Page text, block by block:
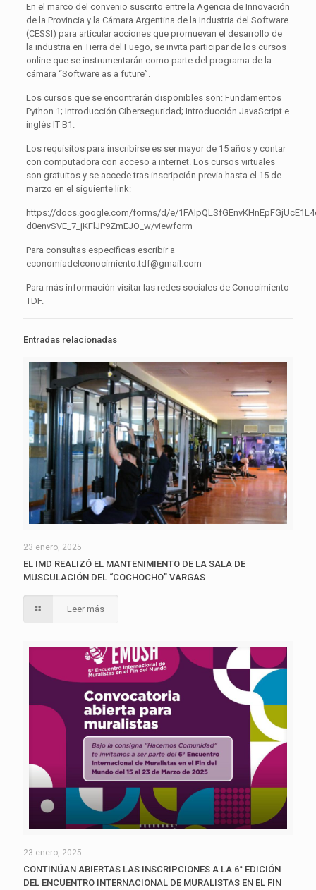
En el marco del convenio suscrito entre la Agencia de Innovación
de la Provincia y la Cámara Argentina de la Industria del Software
(CESSI) para articular acciones que promuevan el desarrollo de
la industria en Tierra del Fuego, se invita participar de los cursos
online que se instrumentarán como parte del programa de la
cámara “Software as a future”.
Los cursos que se encontrarán disponibles son: Fundamentos
Python 1; Introducción Ciberseguridad; Introducción JavaScript e
inglés IT B1.
Los requisitos para inscribirse es ser mayor de 15 años y contar
con computadora con acceso a internet. Los cursos virtuales
son gratuitos y se accede tras inscripción previa hasta el 15 de
marzo en el siguiente link:
https://docs.google.com/forms/d/e/
d0envSVE_7_jKFlJP9ZmEJO_w/viewform
Para consultas especificas escribir a
economiadelconocimiento.tdf@gmail.com
Para más información visitar las redes sociales de Conocimiento
TDF.
Entradas relacionadas
23 enero, 2025
EL IMD REALIZÓ EL MANTENIMIENTO DE LA SALA DE
MUSCULACIÓN DEL “COCHOCHO” VARGAS
Leer más
23 enero, 2025
CONTINÚAN ABIERTAS LAS INSCRIPCIONES A LA 6° EDICIÓN
DEL ENCUENTRO INTERNACIONAL DE MURALISTAS EN EL FIN